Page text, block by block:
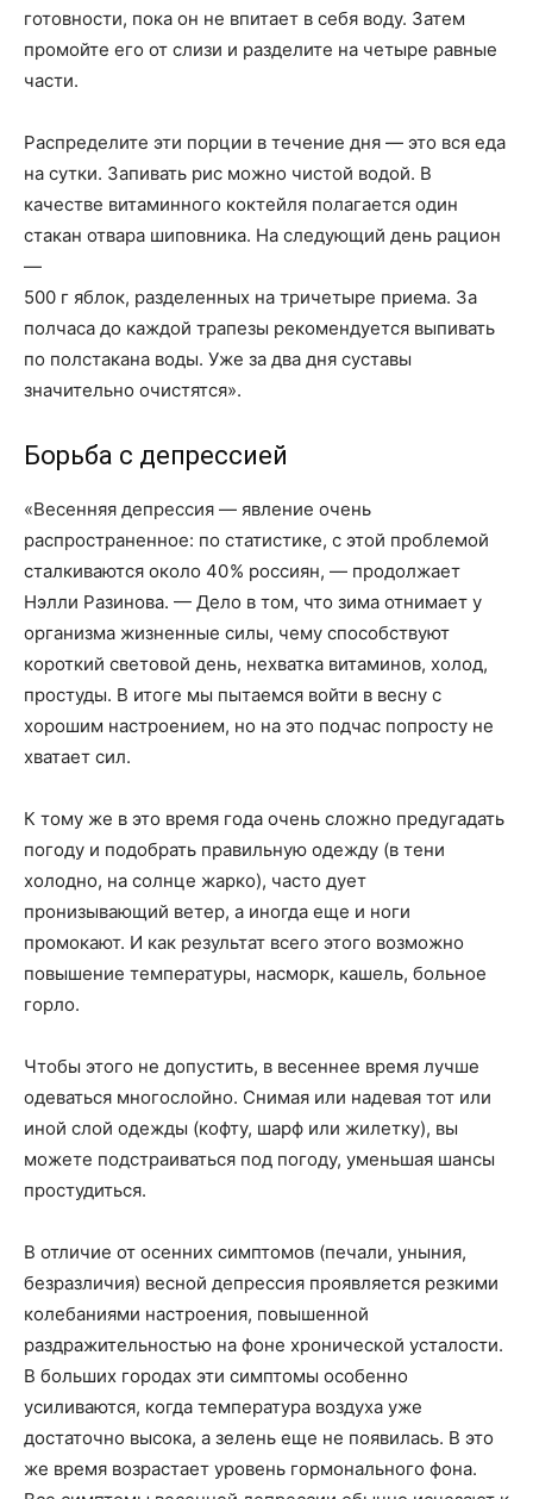
готовности, пока он не впитает в себя воду. Затем
промойте его от слизи и разделите на четыре равные
части.
Распределите эти порции в течение дня — это вся еда
на сутки. Запивать рис можно чистой водой. В
качестве витаминного коктейля полагается один
стакан отвара шиповника. На следующий день рацион
—
500 г яблок, разделенных на три­четыре приема. За
полчаса до каждой трапезы рекомендуется выпивать
по полстакана воды. Уже за два дня суставы
значительно очистятся».
Борьба с депрессией
«Весенняя депрессия — явление очень
распространенное: по статистике, с этой проблемой
сталкиваются около 40 % россиян, — продолжает
Нэлли Разинова. — Дело в том, что зима отнимает у
организма жизненные силы, чему способствуют
короткий световой день, нехватка витаминов, холод,
простуды. В итоге мы пытаемся войти в весну с
хорошим настроением, но на это подчас попросту не
хватает сил.
К тому же в это время года очень сложно предугадать
погоду и подобрать правильную одежду (в тени
холодно, на солнце жарко), часто дует
пронизывающий ветер, а иногда еще и ноги
промокают. И как результат всего этого возможно
повышение температуры, насморк, кашель, больное
горло.
Чтобы этого не допустить, в весеннее время лучше
одеваться многослойно. Снимая или надевая тот или
иной слой одежды (кофту, шарф или жилетку), вы
можете подстраиваться под погоду, уменьшая шансы
простудиться.
В отличие от осенних симптомов (печали, уныния,
безразличия) весной депрессия проявляется резкими
колебаниями настроения, повышенной
раздражительностью на фоне хронической усталости.
В больших городах эти симптомы особенно
усиливаются, когда температура воздуха уже
достаточно высока, а зелень еще не появилась. В это
же время возрастает уровень гормонального фона.